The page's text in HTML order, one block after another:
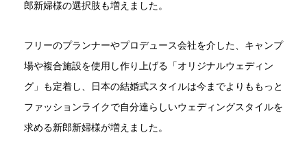
郎新婦様の選択肢も増えました。
フリーのプランナーやプロデュース会社を介した、キャンプ
場や複合施設を使用し作り上げる「オリジナルウェディン
グ」も定着し、日本の結婚式スタイルは今までよりももっと
ファッションライクで自分達らしいウェディングスタイルを
求める新郎新婦様が増えました。